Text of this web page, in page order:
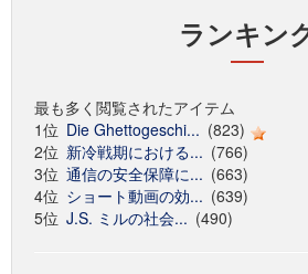
ランキン
最も多く閲覧されたアイテム
1位 Die Ghettogeschi... (823)
2位 新冷戦期における... (766)
3位 通信の安全保障に... (663)
4位 ショート動画の効... (639)
5位 J.S. ミルの社会... (490)